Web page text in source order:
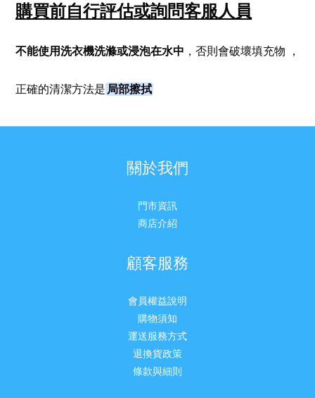
購買前自行評估或詢問客服人員
不能使用洗衣機洗滌或浸泡在水中 ，否則會破壞填充物 ，
正確的清潔方法是 局部擦拭
關於我們
門市資訊
商店介紹
顧客服務
會員權益說明
購物須知
運送服務方式
退換貨政策
條款與細則